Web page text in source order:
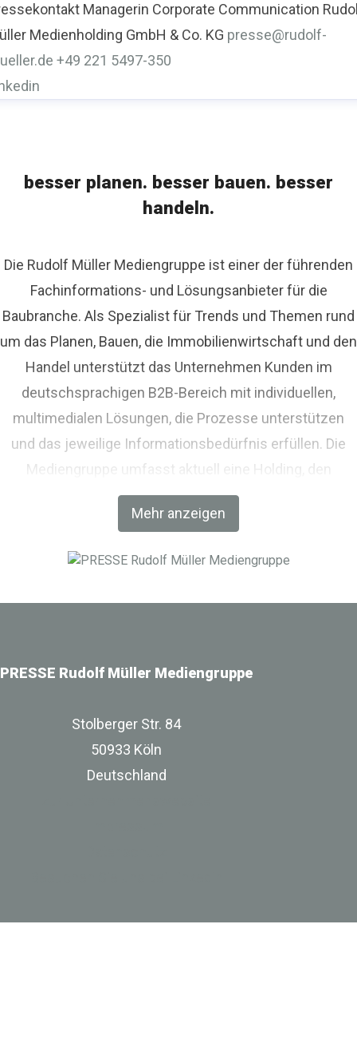
Managerin Corporate Communication
Medienholding GmbH & Co. KG presse@rudolf-
+49 221 5497-350
besser planen. besser bauen. besser
handeln.
Mehr anzeigen
Die Rudolf Müller Mediengruppe ist einer der führenden
Fachinformations- und Lösungsanbieter für die
Baubranche. Als Spezialist für Trends und Themen rund
um das Planen, Bauen, die Immobilienwirtschaft und den
Handel unterstützt das Unternehmen Kunden im
deutschsprachigen B2B-Bereich mit individuellen,
multimedialen Lösungen, die Prozesse unterstützen
und das jeweilige Informationsbedürfnis erfüllen. Die
Mediengruppe umfasst aktuell eine Holding, den
Fachverlag RM Rudolf Müller Medien und mit der BIM
World MUNICH eine Netzwerkplattform für Akteure der
PRESSE Rudolf Müller Mediengruppe
Stolberger Str. 84
50933 Köln
Deutschland